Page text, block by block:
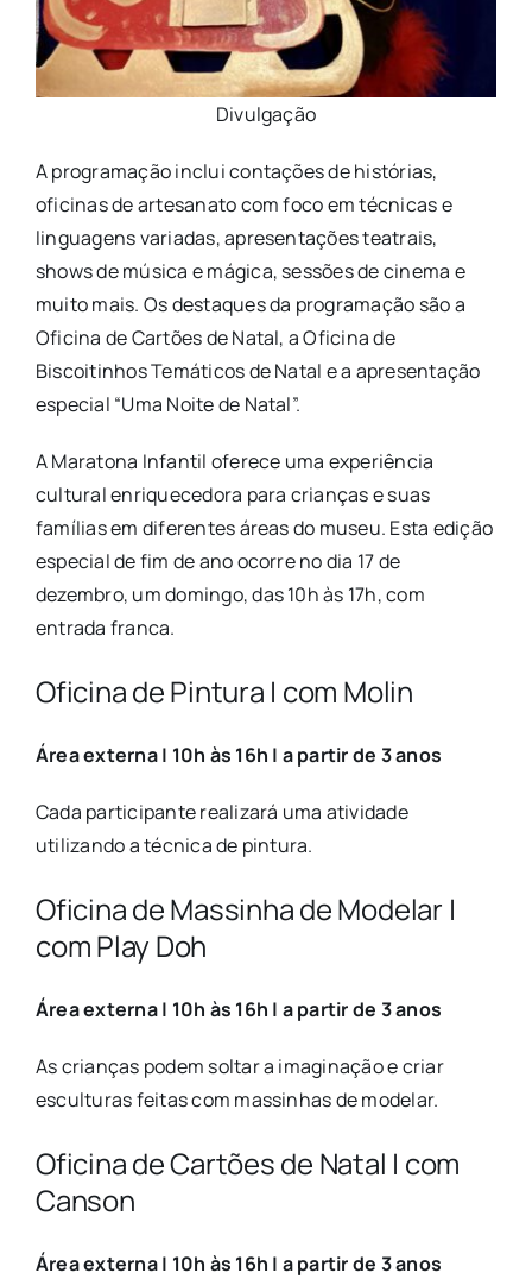
Divulgação
A programação inclui contações de histórias,
oficinas de artesanato com foco em técnicas e
linguagens variadas, apresentações teatrais,
shows de música e mágica, sessões de cinema e
muito mais. Os destaques da programação são a
Oficina de Cartões de Natal, a Oficina de
Biscoitinhos Temáticos de Natal e a apresentação
especial “Uma Noite de Natal”.
A Maratona Infantil oferece uma experiência
cultural enriquecedora para crianças e suas
famílias em diferentes áreas do museu. Esta edição
especial de fim de ano ocorre no dia 17 de
dezembro, um domingo, das 10h às 17h, com
entrada franca.
Oficina de Pintura | com Molin
Área externa | 10h às 16h | a partir de 3 anos
Cada participante realizará uma atividade
utilizando a técnica de pintura.
Oficina de Massinha de Modelar |
com Play Doh
Área externa | 10h às 16h | a partir de 3 anos
As crianças podem soltar a imaginação e criar
esculturas feitas com massinhas de modelar.
Oficina de Cartões de Natal | com
Canson
Área externa | 10h às 16h | a partir de 3 anos